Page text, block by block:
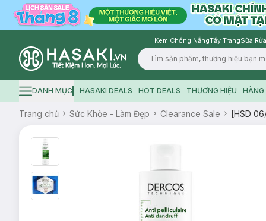
Kem Chống NắngTẩy TrangSữa
Logo
Hamburger icon
DANH MỤC HASAKI DEALS HOT DEALS THƯƠNG HIỆU HÀNG
Trang chủ Sức Khỏe - Làm Đẹp Clearance Sale [HSD